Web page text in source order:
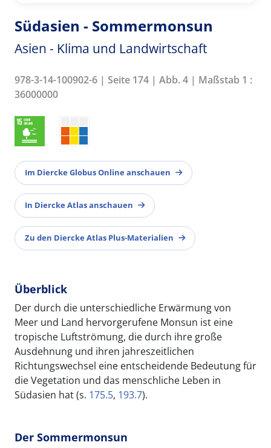
Südasien - Sommermonsun
Asien - Klima und Landwirtschaft
978-3-14-100902-6 | Seite 174 | Abb. 4 | Maßstab 1 :
36000000
Im Diercke Globus Online anschauen
In Diercke Atlas anschauen
Zu den Diercke Atlas Plus-Materialien
Überblick
Der durch die unterschiedliche Erwärmung von
Meer und Land hervorgerufene Monsun ist eine
tropische Luftströmung, die durch ihre große
Ausdehnung und ihren jahreszeitlichen
Richtungswechsel eine entscheidende Bedeutung für
die Vegetation und das menschliche Leben in
Südasien hat (s. 175.5, 193.7).
Der Sommermonsun